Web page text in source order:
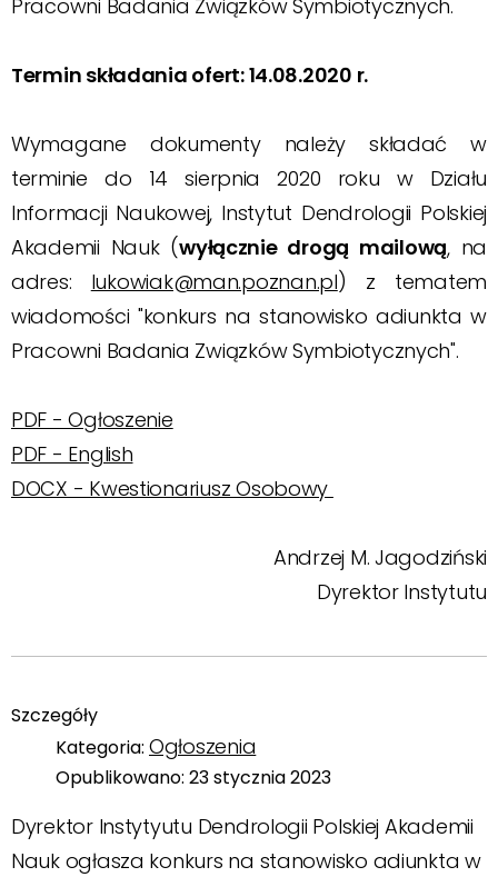
Pracowni Badania Związków Symbiotycznych.
Termin składania ofert: 14.08.2020 r.
Wymagane dokumenty należy składać w
terminie do 14 sierpnia 2020 roku w Działu
Informacji Naukowej, Instytut Dendrologii Polskiej
Akademii Nauk (wyłącznie drogą mailową, na
adres: lukowiak@man.poznan.pl) z tematem
wiadomości "konkurs na stanowisko adiunkta w
Pracowni Badania Związków Symbiotycznych".
PDF - Ogłoszenie
PDF - English
DOCX - Kwestionariusz Osobowy
Andrzej M. Jagodziński
Dyrektor Instytutu
Szczegóły
Kategoria: Ogłoszenia
Opublikowano: 23 stycznia 2023
Dyrektor Instytyutu Dendrologii Polskiej Akademii
Nauk ogłasza konkurs na stanowisko adiunkta w